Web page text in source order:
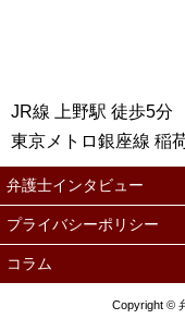
JR線 上野駅 徒歩5分
東京メトロ銀座線 稲
弁護士インタビュー
プライバシーポリシー
コラム
Copyright ©